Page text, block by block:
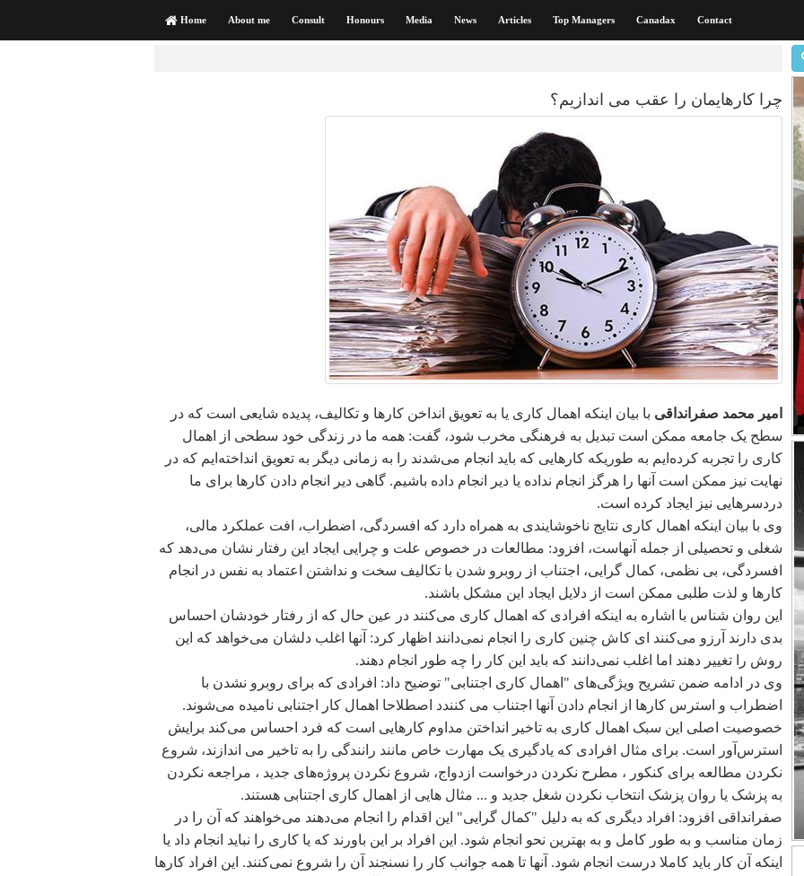
Home About me Consult Honours Media News Articles Top Managers Canadax Contact
چرا کارهایمان را عقب می اندازیم؟
امیر محمد صفرانداقی با بیان اینکه اهمال کاری یا به تعویق انداخن کارها و تکالیف، پدیده‌ شایعی است که در
سطح یک جامعه ممکن است تبدیل به فرهنگی مخرب شود، گفت: همه ما در زندگی خود سطحی از اهمال
کاری را تجربه کرده‌ایم به طوریکه کارهایی که باید انجام می‌شدند را به زمانی دیگر به تعویق انداخته‌ایم که در
نهایت نیز ممکن است آنها را هرگز انجام نداده یا دیر انجام داده باشیم. گاهی دیر انجام دادن کارها برای ما
دردسرهایی نیز ایجاد کرده است.
وی با بیان اینکه اهمال کاری نتایج ناخوشایندی به همراه دارد که افسردگی، اضطراب، افت عملکرد مالی،
شغلی و تحصیلی از جمله آنهاست، افزود: مطالعات در خصوص علت و چرایی ایجاد این رفتار نشان می‌دهد که
افسردگی، بی نظمی، کمال گرایی، اجتناب از روبرو شدن با تکالیف سخت و نداشتن اعتماد به نفس در انجام
کارها و لذت طلبی ممکن است از دلایل ایجاد این مشکل باشند.
این روان شناس با اشاره به اینکه افرادی که اهمال کاری می‌کنند در عین حال که از رفتار خودشان احساس
بدی دارند آرزو می‌کنند ای کاش چنین کاری را انجام نمی‌دانند اظهار کرد: آنها اغلب دلشان می‌خواهد که این
روش را تغییر دهند اما اغلب نمی‌دانند که باید این کار را چه طور انجام دهند.
وی در ادامه ضمن تشریح ویژگی‌های "اهمال کاری اجتنابی" توضیح داد: افرادی که برای روبرو نشدن با
اضطراب و استرس کارها از انجام دادن آنها اجتناب می کنندد اصطلاحا اهمال کار اجتنابی نامیده می‌شوند.
خصوصیت اصلی این سبک اهمال کاری به تاخیر انداختن مداوم کارهایی است که فرد احساس می‌کند برایش
استرس‌آور است. برای مثال افرادی که یادگیری یک مهارت خاص مانند رانندگی را به تاخیر می اندازند، شروع
نکردن مطالعه برای کنکور ، مطرح نکردن درخواست ازدواج، شروع نکردن پروژه‌های جدید ، مراجعه نکردن
به پزشک یا روان پزشک انتخاب نکردن شغل جدید و ... مثال هایی از اهمال کاری اجتنابی هستند.
صفرانداقی افزود: افراد دیگری که به دلیل "کمال گرایی" این اقدام را انجام می‌دهند می‌خواهند که آن را در
زمان مناسب و به طور کامل و به بهترین نحو انجام شود. این افراد بر این باورند که یا کاری را نباید انجام داد یا
اینکه آن کار باید کاملا درست انجام شود. آنها تا همه جوانب کار را نسنجند آن را شروع نمی‌کنند. این افراد کارها